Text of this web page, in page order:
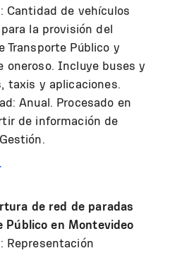
Cantidad de vehículos
la provisión del
Transporte Público y
oneroso. Incluye buses y
taxis y aplicaciones.
Anual. Procesado en
de información de
de red de paradas
Público en Montevideo
Representación